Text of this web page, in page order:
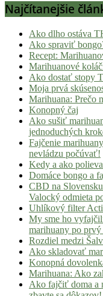
Najčítanejšie
Ako dlho ostáva
Ako spraviť
Recept:
Marihuanové
Ako dostať stopy
Moja prvá
Marihuana: Prečo
Konopný čaj
Ako sušiť
jednoduchých
Fajčenie
nevládzu počúvať!
Kedy a ako
Domáce bongo a
CBD na
Valocký odmieta
Uhlíkový filter
My sme ho
marihuany po prvý
Rozdiel medzi
Ako skladovať
Konopná
Marihuana: Ako
Ako fajčiť doma a